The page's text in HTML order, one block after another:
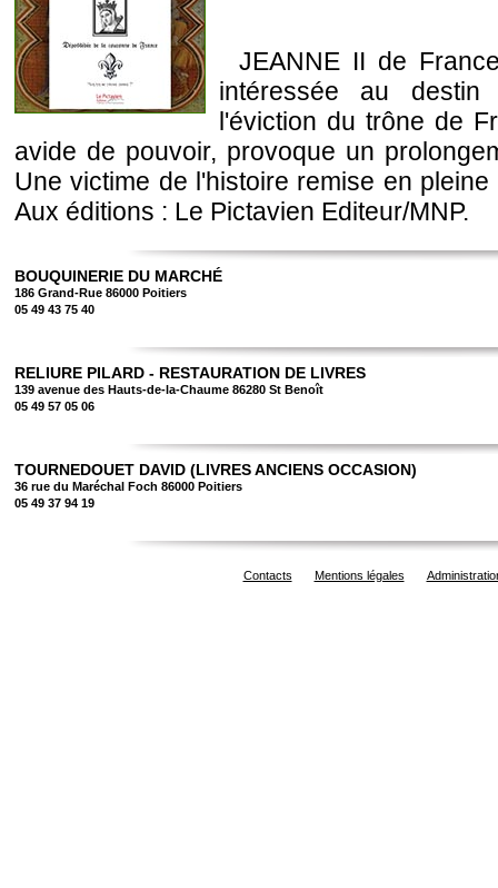
JEANNE II de
intéressée au
l'éviction du trône de
avide de pouvoir, provoque un
Une victime de l'histoire remise en
Aux éditions : Le Pictavien Editeur/MNP.
BOUQUINERIE DU MARCHÉ
186 Grand-Rue 86000 Poitiers
05 49 43 75 40
RELIURE PILARD - RESTAURATION DE LIVRES
139 avenue des Hauts-de-la-Chaume 86280 St Benoît
05 49 57 05 06
TOURNEDOUET DAVID (LIVRES ANCIENS OCCASION)
36 rue du Maréchal Foch 86000 Poitiers
05 49 37 94 19
Contacts Mentions légales